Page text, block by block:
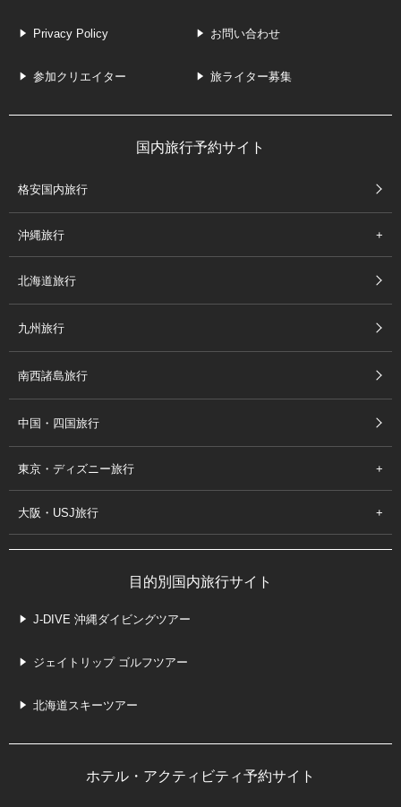
Privacy Policy お問い合わせ
参加クリエイター 旅ライター募集
国内旅行予約サイト
格安国内旅行
沖縄旅行
北海道旅行
九州旅行
南西諸島旅行
中国・四国旅行
東京・ディズニー旅行
大阪・USJ旅行
目的別国内旅行サイト
J-DIVE 沖縄ダイビングツアー
ジェイトリップ ゴルフツアー
北海道スキーツアー
ホテル・アクティビティ予約サイト